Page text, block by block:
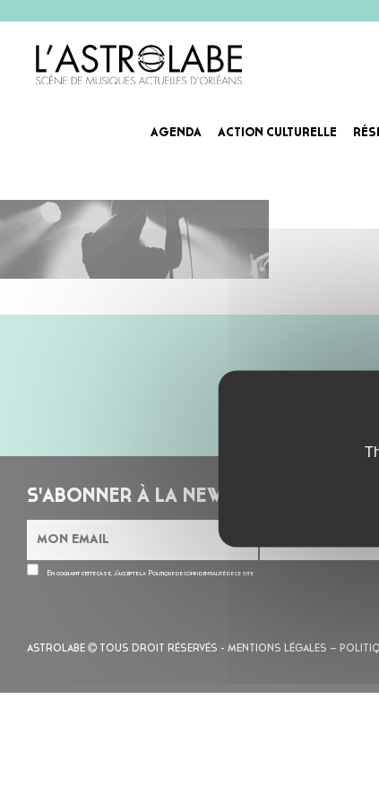
AGENDA ACTION CULTURELLE
S'ABONNER À LA NEWSLETTER
En cochant cette case, j’accepte la Politique de confidentialitéde ce site
ASTROLABE TOUS DROIT RÉSERVÉS - MENTIONS LÉGALES –